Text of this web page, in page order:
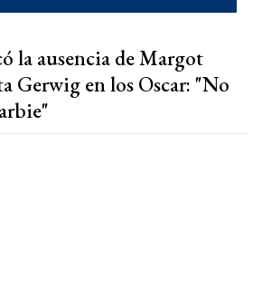
la ausencia de Margot
Gerwig en los Oscar: "No